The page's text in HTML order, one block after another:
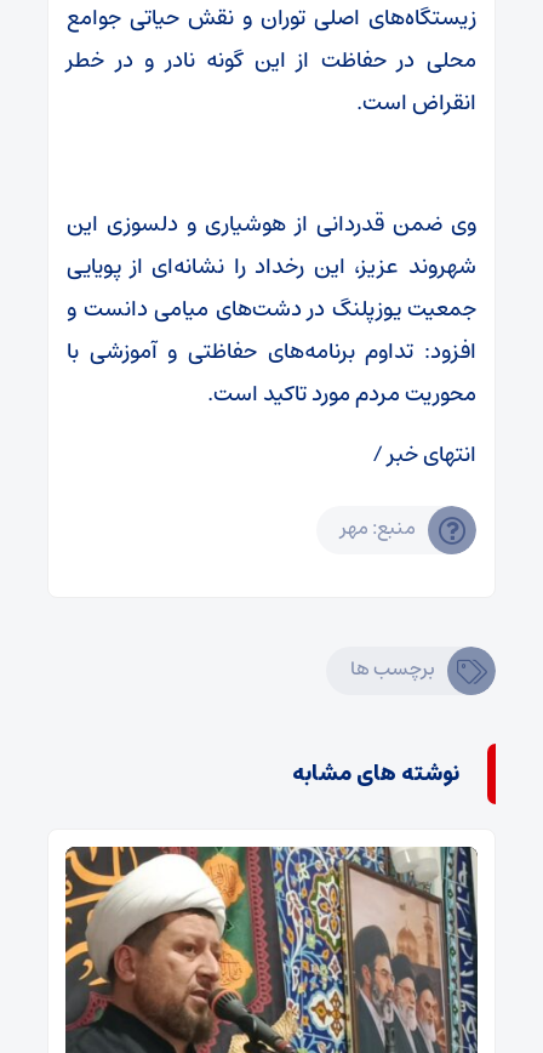
زیستگاه‌های اصلی توران و نقش حیاتی جوامع
محلی در حفاظت از این گونه نادر و در خطر
انقراض است.
وی ضمن قدردانی از هوشیاری و دلسوزی این
شهروند عزیز، این رخداد را نشانه‌ای از پویایی
جمعیت یوزپلنگ در دشت‌های میامی دانست و
افزود: تداوم برنامه‌های حفاظتی و آموزشی با
محوریت مردم‌ مورد تاکید است.
انتهای خبر /
منبع: مهر
برچسب ها
نوشته های مشابه